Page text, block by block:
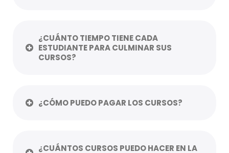
¿CUÁNTO TIEMPO TIENE CADA
ESTUDIANTE PARA CULMINAR SUS
CURSOS?
¿CÓMO PUEDO PAGAR LOS CURSOS?
¿CUÁNTOS CURSOS PUEDO HACER EN LA